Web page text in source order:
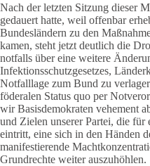
Nach der letzten Sitzung dieser
gedauert hatte, weil offenbar
Bundesländern zu den
kamen, steht jetzt deutlich die
notfalls über eine weitere
Infektionsschutzgesetzes,
Notfalllage zum Bund zu
föderalen Status quo per
wir Basisdemokraten vehement
und Zielen unserer Partei, die für
eintritt, eine sich in den Händen
manifestierende
Grundrechte weiter auszuhöhlen.